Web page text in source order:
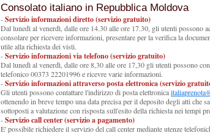
Consolato italiano in Repubblica Moldova
-Servizio informazioni diretto (servizio gratuito)
Dal lunedì al venerdì, dalle ore 14.30 alle ore 17.30, gli utenti possono
consolare per ricevere informazioni, presentare per la verifica la
utile alla richiesta dei visti.
-Servizio informazioni via telefono (servizio gratuito)
Dal lunedì al venerdì, dalle ore 8,30 alle ore 17,30 gli utenti possono
telefonico 00373 22201996 e ricevre varie informazioni.
-Servizio informazioni attraverso posta elettronica (servizio
Gli utenti possono contattare l'indirizzo di posta elettronica
ottenendo in breve tempo una data precisa per il deposito degli atti che
sottoposti a valutazione con risposta sull'esito della richiesta nei tempi
-Servizio call center (servizio a pagamento)
E' possibile richiedere il servizio del call center mediante utenze